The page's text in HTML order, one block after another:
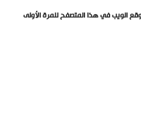
الويب في هذا المتصفح للمرة الأولى